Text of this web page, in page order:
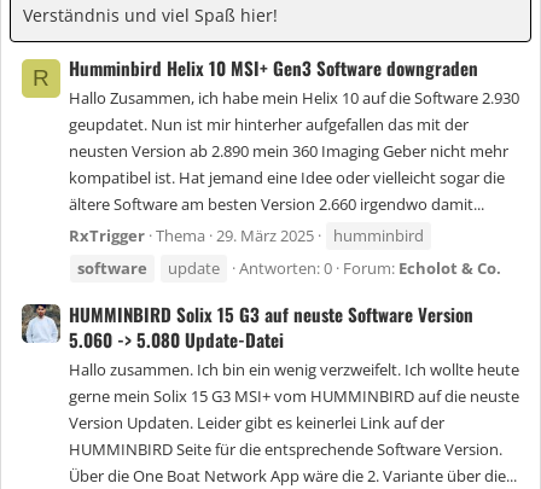
Verständnis und viel Spaß hier!
R Humminbird Helix 10 MSI+ Gen3 Software downgraden
Hallo Zusammen, ich habe mein Helix 10 auf die Software 2.930
geupdatet. Nun ist mir hinterher aufgefallen das mit der
neusten Version ab 2.890 mein 360 Imaging Geber nicht mehr
kompatibel ist. Hat jemand eine Idee oder vielleicht sogar die
ältere Software am besten Version 2.660 irgendwo damit...
RxTrigger Thema 29. März 2025
humminbird
software
update Antworten: 0 Forum: Echolot & Co.
HUMMINBIRD Solix 15 G3 auf neuste Software Version
5.060 -> 5.080 Update-Datei
Hallo zusammen. Ich bin ein wenig verzweifelt. Ich wollte heute
gerne mein Solix 15 G3 MSI+ vom HUMMINBIRD auf die neuste
Version Updaten. Leider gibt es keinerlei Link auf der
HUMMINBIRD Seite für die entsprechende Software Version.
Über die One Boat Network App wäre die 2. Variante über die...